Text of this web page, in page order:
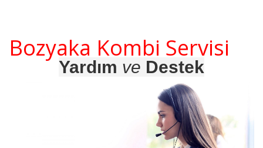
Bozyaka Kombi Servisi
Yardım ve Destek